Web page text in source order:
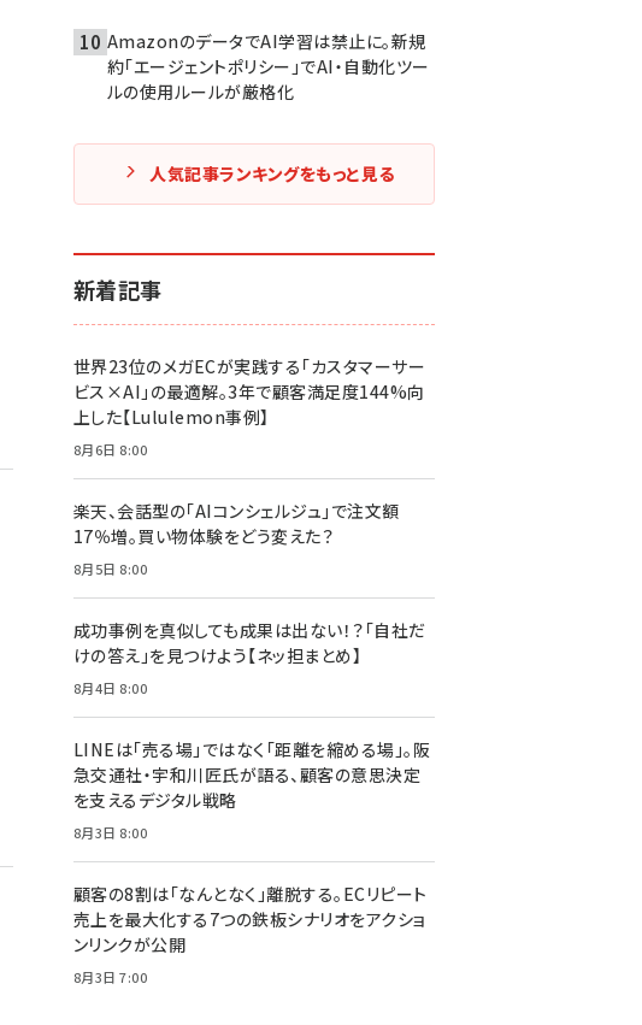
AmazonのデータでAI学習は禁止に。新規
約「エージェントポリシー」でAI・自動化ツー
ルの使用ルールが厳格化
人気記事ランキングをもっと見る
新着記事
世界23位のメガECが実践する「カスタマーサー
ビス×AI」の最適解。3年で顧客満足度144%向
上した【Lululemon事例】
8月6日 8:00
楽天、会話型の「AIコンシェルジュ」で注文額
17％増。買い物体験をどう変えた？
8月5日 8:00
成功事例を真似しても成果は出ない！？「自社だ
けの答え」を見つけよう【ネッ担まとめ】
8月4日 8:00
LINEは「売る場」ではなく「距離を縮める場」。阪
急交通社・宇和川匠氏が語る、顧客の意思決定
を支えるデジタル戦略
8月3日 8:00
顧客の8割は「なんとなく」離脱する。ECリピート
売上を最大化する7つの鉄板シナリオをアクショ
ンリンクが公開
8月3日 7:00